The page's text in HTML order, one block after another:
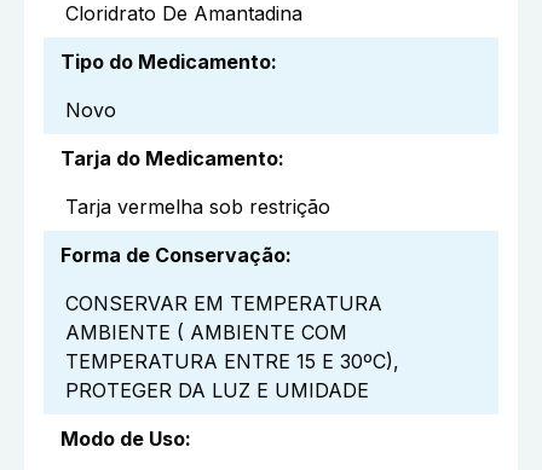
Cloridrato De Amantadina
Tipo do Medicamento:
Novo
Tarja do Medicamento:
Tarja vermelha sob restrição
Forma de Conservação:
CONSERVAR EM TEMPERATURA
AMBIENTE ( AMBIENTE COM
TEMPERATURA ENTRE 15 E 30ºC),
PROTEGER DA LUZ E UMIDADE
Modo de Uso: